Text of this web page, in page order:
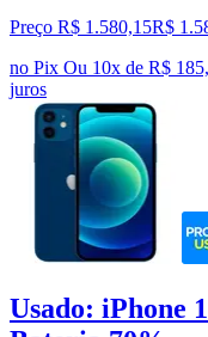
Preço R$ 1.580,15R$
no Pix Ou 10x de R$
juros
Usado: iPhone